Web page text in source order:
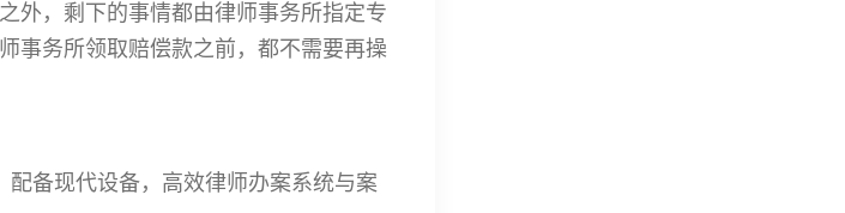
外，剩下的事情都由律师事务所指定专
事务所领取赔偿款之前，都不需要再操
备现代设备，高效律师办案系统与案